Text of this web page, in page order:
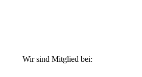
Wir sind Mitglied bei: